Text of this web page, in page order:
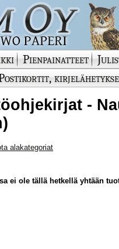
Pienpainatteet
-
alakategoriat
ei ole tällä hetkellä yhtään